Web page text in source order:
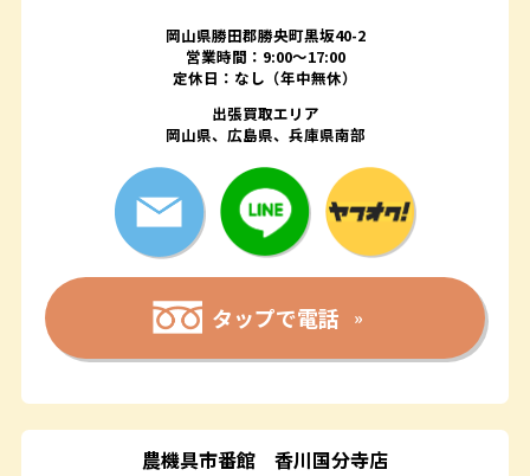
岡山県勝田郡勝央町黒坂40-2
営業時間：9:00～17:00
定休日：なし（年中無休）
出張買取エリア
岡山県、広島県、兵庫県南部
タップで電話
農機具市番館 香川国分寺店